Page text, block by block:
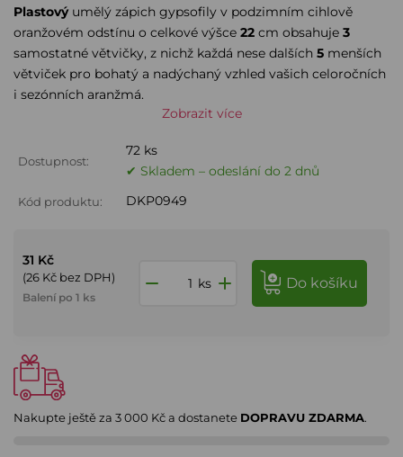
Plastovýumělý zápich gypsofily v podzimním cihlově
oranžovém odstínu o celkové výšce 22 cm obsahuje 3
samostatné větvičky, z nichž každá nese dalších 5 menších
větviček pro bohatý a nadýchaný vzhled vašich celoročních
i sezónních aranžmá.
Zobrazit více
Dostupnost:
72 ks
✔ Skladem – odeslání do 2 dnů
Kód produktu: DKP0949
31 Kč
(26 Kč bez DPH)
Balení po 1 ks
ks do košíku
Nakupte ještě za 3 000 Kča dostanete DOPRAVU ZDARMA.